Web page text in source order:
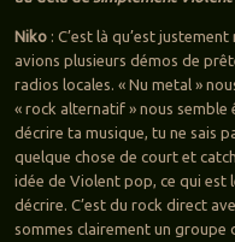
Niko: C’est là qu’est
avions plusieurs démos de
radios locales. « Nu metal »
« rock alternatif » nous semble
décrire ta musique, tu ne sais
quelque chose de court et
idée de Violent pop, ce qui est
décrire. C’est du rock direct
sommes clairement un groupe